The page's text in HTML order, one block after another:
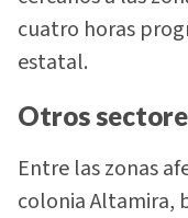
cuatro horas
estatal.
Otros
Entre las zonas
colonia Altamira,